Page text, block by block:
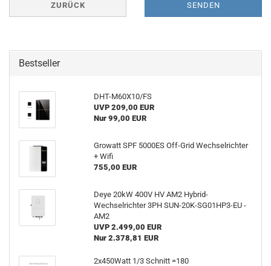
ZURÜCK SENDEN
Bestseller
DHT-M60X10/FS
UVP 209,00 EUR
Nur 99,00 EUR
Growatt SPF 5000ES Off-Grid Wechselrichter
+ Wifi
755,00 EUR
Deye 20kW 400V HV AM2 Hybrid-
Wechselrichter 3PH SUN-20K-SG01HP3-EU -
AM2
UVP 2.499,00 EUR
Nur 2.378,81 EUR
2x450Watt 1/3 Schnitt =180